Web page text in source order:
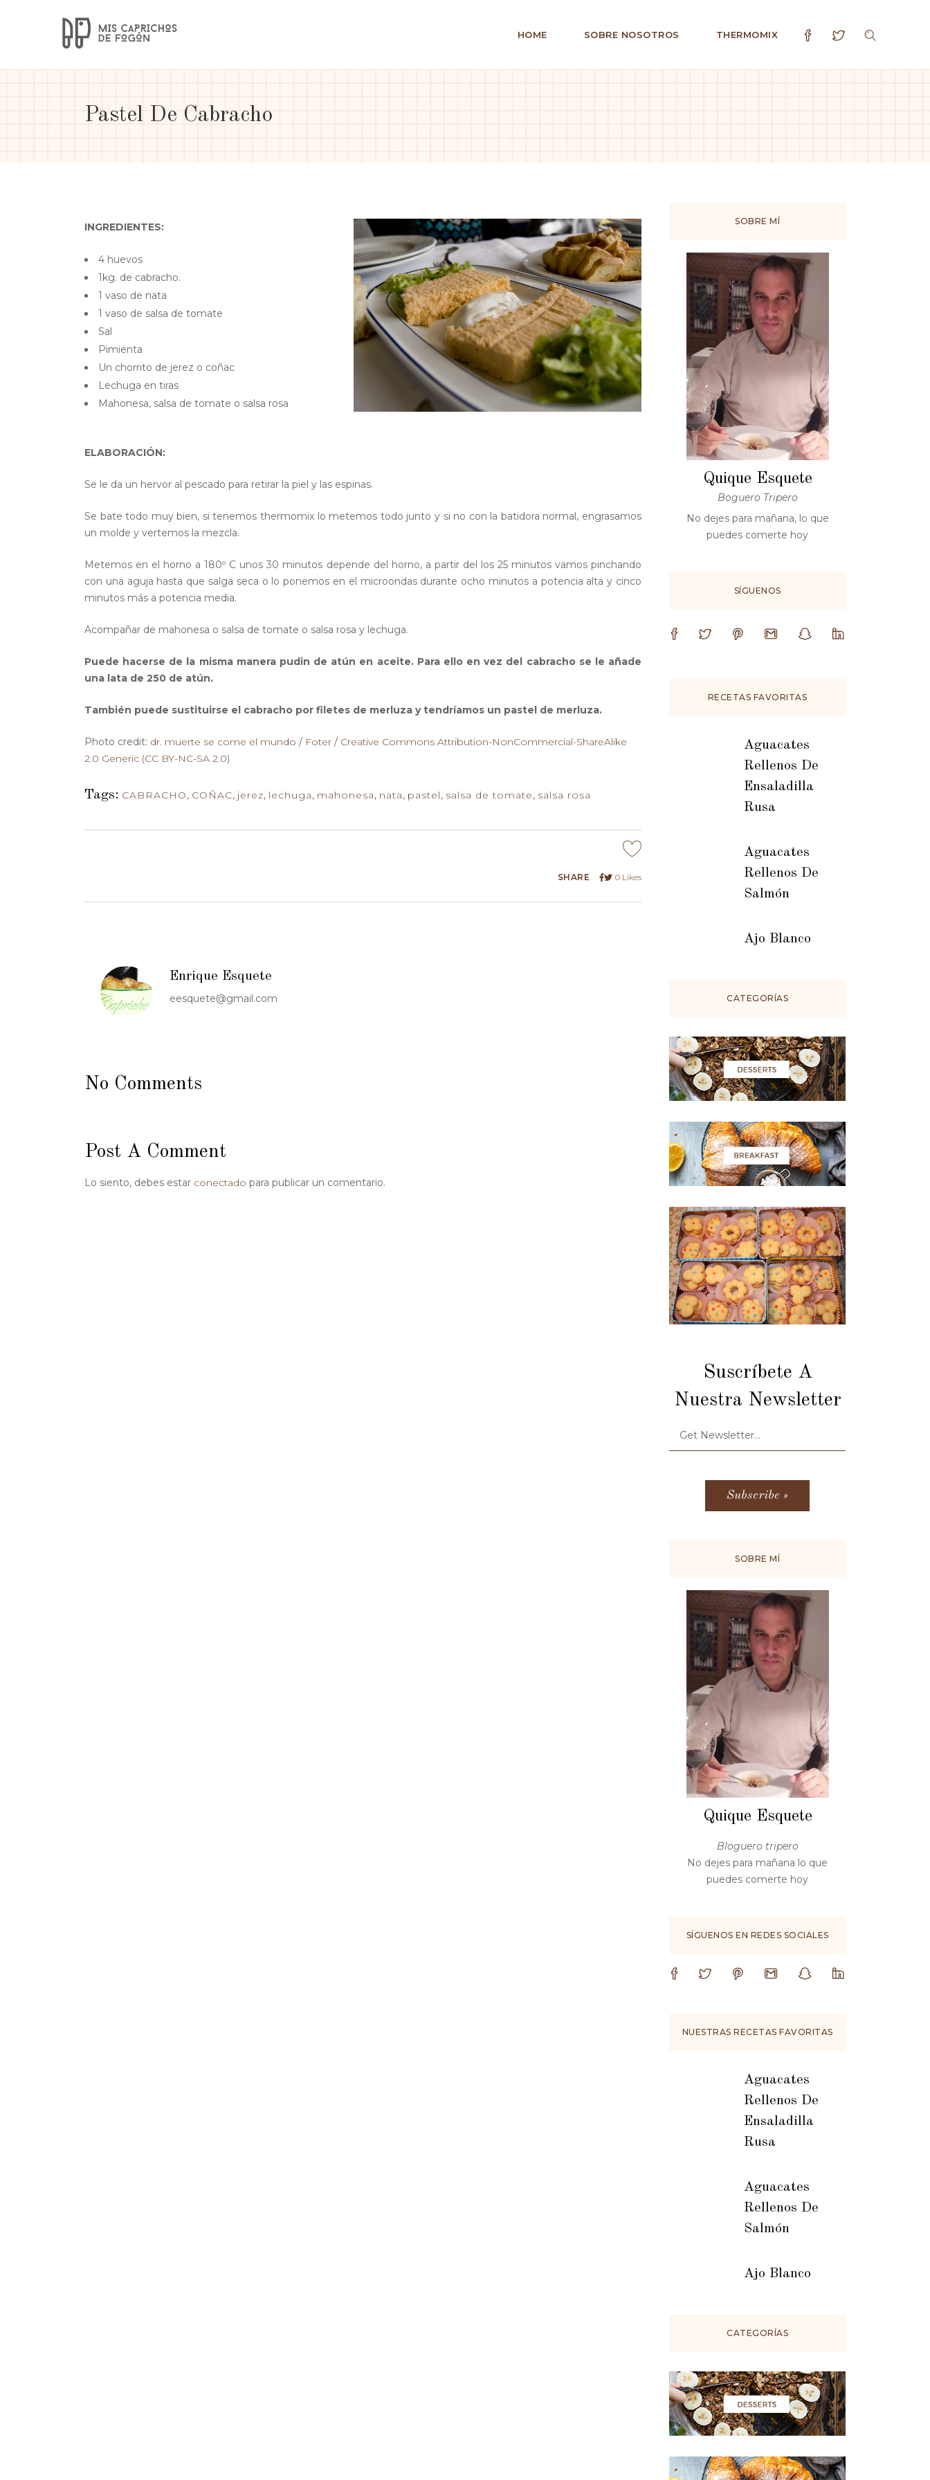
HOME SOBRE NOSOTROS THERMOMIX
Pastel De Cabracho
INGREDIENTES:
4 huevos
1kg. de cabracho.
1 vaso de nata
1 vaso de salsa de tomate
Sal
Pimienta
Un chorrito de jerez o coñac
Lechuga en tiras
Mahonesa, salsa de tomate o salsa rosa
ELABORACIÓN:
Se le da un hervor al pescado para retirar la piel y las espinas.
Se bate todo muy bien, si tenemos thermomix lo metemos todo junto y si no con la batidora normal, engrasamos
un molde y vertemos la mezcla.
Metemos en el horno a 180º C unos 30 minutos depende del horno, a partir del los 25 minutos vamos pinchando
con una aguja hasta que salga seca o lo ponemos en el microondas durante ocho minutos a potencia alta y cinco
minutos más a potencia media.
Acompañar de mahonesa o salsa de tomate o salsa rosa y lechuga.
Puede hacerse de la misma manera pudin de atún en aceite. Para ello en vez del cabracho se le añade
una lata de 250 de atún.
También puede sustituirse el cabracho por filetes de merluza y tendríamos un pastel de merluza.
Photo credit: dr. muerte se come el mundo / Foter / Creative Commons Attribution-NonCommercial-ShareAlike
2.0 Generic (CC BY-NC-SA 2.0)
Tags: CABRACHO, COÑAC, jerez, lechuga, mahonesa, nata, pastel, salsa de tomate, salsa rosa
SHARE 0 Likes
Enrique Esquete
eesquete@gmail.com
No Comments
Post A Comment
Lo siento, debes estar conectado para publicar un comentario.
SOBRE MÍ
Quique Esquete
Boguero Tripero
No dejes para mañana, lo que
puedes comerte hoy
SÍGUENOS
RECETAS FAVORITAS
Aguacates
Rellenos De
Ensaladilla
Rusa
Aguacates
Rellenos De
Salmón
Ajo Blanco
CATEGORÍAS
Suscríbete A
Nuestra Newsletter
SOBRE MÍ
Quique Esquete
Bloguero tripero
No dejes para mañana lo que
puedes comerte hoy
SÍGUENOS EN REDES SOCIALES
NUESTRAS RECETAS FAVORITAS
Aguacates
Rellenos De
Ensaladilla
Rusa
Aguacates
Rellenos De
Salmón
Ajo Blanco
CATEGORÍAS